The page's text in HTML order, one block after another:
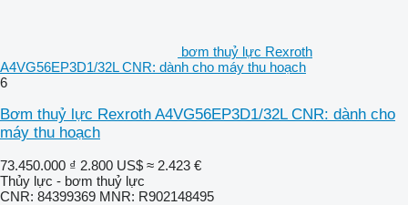
bơm thuỷ lực Rexroth
A4VG56EP3D1/32L CNR: dành cho máy thu hoạch
6
Bơm thuỷ lực Rexroth A4VG56EP3D1/32L CNR: dành cho
máy thu hoạch
73.450.000 ₫ 2.800 US$ ≈ 2.423 €
Thủy lực - bơm thuỷ lực
CNR: 84399369 MNR: R902148495